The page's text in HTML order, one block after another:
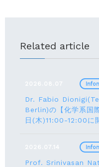
Related article
2026.08.07
Dr. Fabio
Berlin)の【化学系国
⽇(⽊)11:00-12:00に
2026.07.14
Prof. Srinivasan